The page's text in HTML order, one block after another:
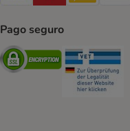
Pago seguro
Security